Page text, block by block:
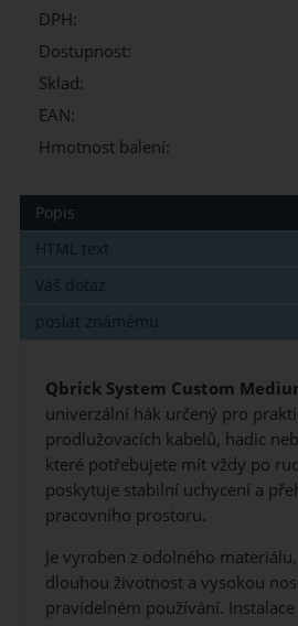
DPH:
Dostupnost:
Sklad:
EAN:
Hmotnost balení:
Popis
HTML text
Váš dotaz
poslat známému
Qbrick System Custom
univerzální hák určený pro
prodlužovacích kabelů, hadic
které potřebujete mít vždy po
poskytuje stabilní uchycení a
pracovního prostoru.
Je vyroben z odolného
dlouhou životnost a vysokou
pravidelném používání.